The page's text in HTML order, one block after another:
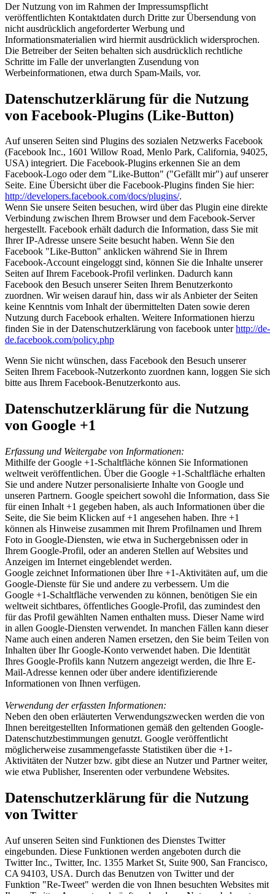
Der Nutzung von im Rahmen der Impressumspflicht
veröffentlichten Kontaktdaten durch Dritte zur Übersendung von
nicht ausdrücklich angeforderter Werbung und
Informationsmaterialien wird hiermit ausdrücklich widersprochen.
Die Betreiber der Seiten behalten sich ausdrücklich rechtliche
Schritte im Falle der unverlangten Zusendung von
Werbeinformationen, etwa durch Spam-Mails, vor.
Datenschutzerklärung für die Nutzung
von Facebook-Plugins (Like-Button)
Auf unseren Seiten sind Plugins des sozialen Netzwerks Facebook
(Facebook Inc., 1601 Willow Road, Menlo Park, California, 94025,
USA) integriert. Die Facebook-Plugins erkennen Sie an dem
Facebook-Logo oder dem "Like-Button" ("Gefällt mir") auf unserer
Seite. Eine Übersicht über die Facebook-Plugins finden Sie hier:
http://developers.facebook.com/docs/plugins/.
Wenn Sie unsere Seiten besuchen, wird über das Plugin eine direkte
Verbindung zwischen Ihrem Browser und dem Facebook-Server
hergestellt. Facebook erhält dadurch die Information, dass Sie mit
Ihrer IP-Adresse unsere Seite besucht haben. Wenn Sie den
Facebook "Like-Button" anklicken während Sie in Ihrem
Facebook-Account eingeloggt sind, können Sie die Inhalte unserer
Seiten auf Ihrem Facebook-Profil verlinken. Dadurch kann
Facebook den Besuch unserer Seiten Ihrem Benutzerkonto
zuordnen. Wir weisen darauf hin, dass wir als Anbieter der Seiten
keine Kenntnis vom Inhalt der übermittelten Daten sowie deren
Nutzung durch Facebook erhalten. Weitere Informationen hierzu
finden Sie in der Datenschutzerklärung von facebook unterhttp://de-
de.facebook.com/policy.php
Wenn Sie nicht wünschen, dass Facebook den Besuch unserer
Seiten Ihrem Facebook-Nutzerkonto zuordnen kann, loggen Sie sich
bitte aus Ihrem Facebook-Benutzerkonto aus.
Datenschutzerklärung für die Nutzung
von Google +1
Erfassung und Weitergabe von Informationen:
Mithilfe der Google +1-Schaltfläche können Sie Informationen
weltweit veröffentlichen. Über die Google +1-Schaltfläche erhalten
Sie und andere Nutzer personalisierte Inhalte von Google und
unseren Partnern. Google speichert sowohl die Information, dass Sie
für einen Inhalt +1 gegeben haben, als auch Informationen über die
Seite, die Sie beim Klicken auf +1 angesehen haben. Ihre +1
können als Hinweise zusammen mit Ihrem Profilnamen und Ihrem
Foto in Google-Diensten, wie etwa in Suchergebnissen oder in
Ihrem Google-Profil, oder an anderen Stellen auf Websites und
Anzeigen im Internet eingeblendet werden.
Google zeichnet Informationen über Ihre +1-Aktivitäten auf, um die
Google-Dienste für Sie und andere zu verbessern. Um die
Google +1-Schaltfläche verwenden zu können, benötigen Sie ein
weltweit sichtbares, öffentliches Google-Profil, das zumindest den
für das Profil gewählten Namen enthalten muss. Dieser Name wird
in allen Google-Diensten verwendet. In manchen Fällen kann dieser
Name auch einen anderen Namen ersetzen, den Sie beim Teilen von
Inhalten über Ihr Google-Konto verwendet haben. Die Identität
Ihres Google-Profils kann Nutzern angezeigt werden, die Ihre E-
Mail-Adresse kennen oder über andere identifizierende
Informationen von Ihnen verfügen.
Verwendung der erfassten Informationen:
Neben den oben erläuterten Verwendungszwecken werden die von
Ihnen bereitgestellten Informationen gemäß den geltenden Google-
Datenschutzbestimmungen genutzt. Google veröffentlicht
möglicherweise zusammengefasste Statistiken über die +1-
Aktivitäten der Nutzer bzw. gibt diese an Nutzer und Partner weiter,
wie etwa Publisher, Inserenten oder verbundene Websites.
Datenschutzerklärung für die Nutzung
von Twitter
Auf unseren Seiten sind Funktionen des Dienstes Twitter
eingebunden. Diese Funktionen werden angeboten durch die
Twitter Inc., Twitter, Inc. 1355 Market St, Suite 900, San Francisco,
CA 94103, USA. Durch das Benutzen von Twitter und der
Funktion "Re-Tweet" werden die von Ihnen besuchten Websites mit